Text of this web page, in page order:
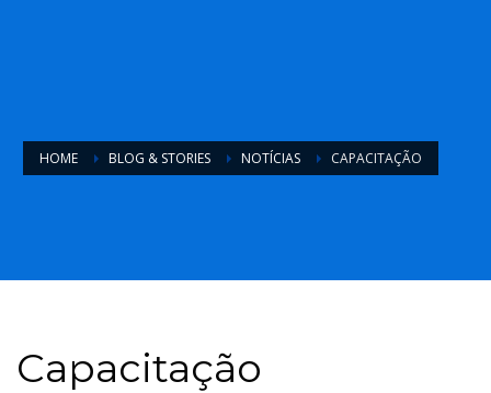
HOME BLOG & STORIES NOTÍCIAS CAPACITAÇÃO
Capacitação